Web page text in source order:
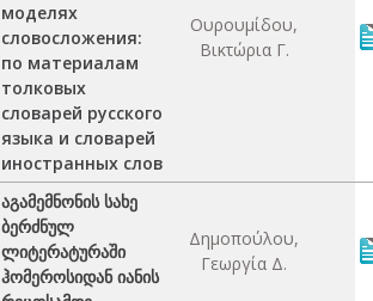
моделях
словосложения:
по материалам
толковых
словарей русского
языка и словарей
иностранных слов
Ουρουμίδου,
Βικτώρια Γ.
აგამემნონის სახე
ბერძნულ
ლიტერატურაში
ჰომეროსიდან იანის
Δημοπούλου,
Γεωργία Δ.